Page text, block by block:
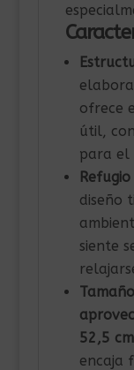
ofrece
útil,
para el
diseño
siente
52,5 cm
encaja